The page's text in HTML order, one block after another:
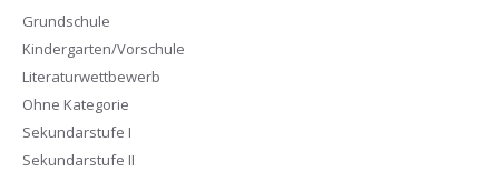
Grundschule
Kindergarten/Vorschule
Literaturwettbewerb
Ohne Kategorie
Sekundarstufe I
Sekundarstufe II